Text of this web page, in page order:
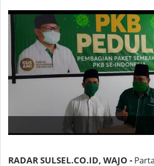
RADAR SULSEL.CO.ID, WAJO -